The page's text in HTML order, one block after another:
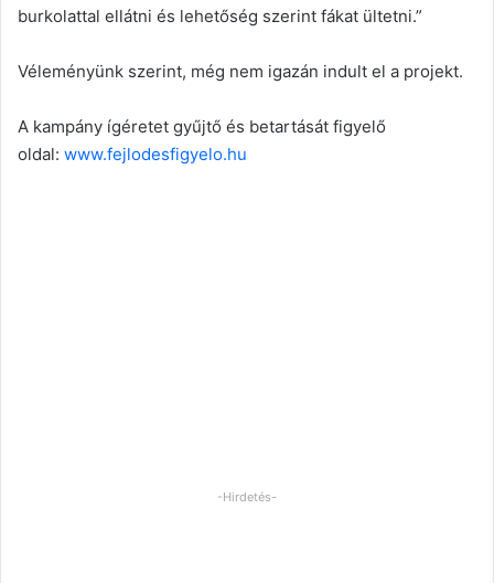
burkolattal ellátni és lehetőség szerint fákat ültetni.”
Véleményünk szerint, még nem igazán indult el a projekt.
A kampány ígéretet gyűjtő és betartását figyelő
oldal: www.fejlodesfigyelo.hu
-Hirdetés-